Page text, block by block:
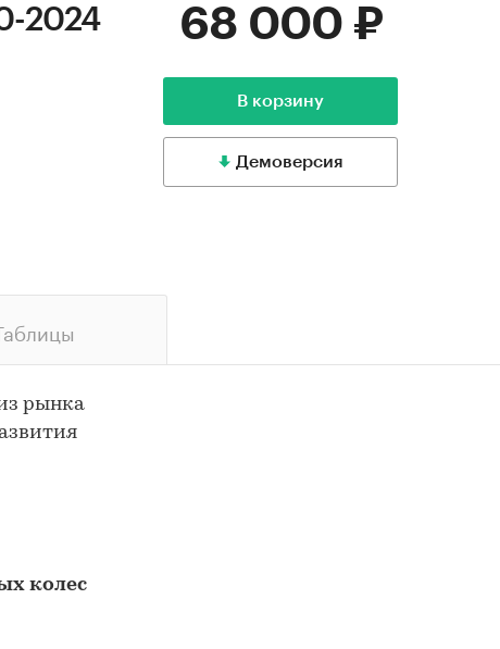
2024
68 000 ₽
В корзину
Демоверсия
рынка
колес